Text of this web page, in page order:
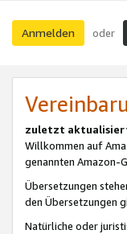
Anmelden oder
zuletzt
Willkommen auf
genannten Amazon-
Übersetzungen
den Übersetzungen
Natürliche oder